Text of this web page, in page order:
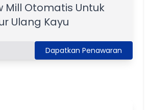
Mill Otomatis Untuk
Ulang Kayu
Dapatkan Penawaran